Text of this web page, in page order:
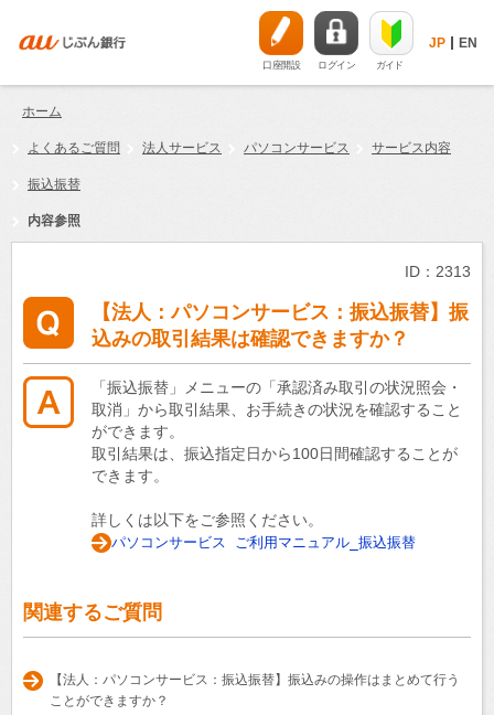
口座開設 ログイン ガイド
JP EN
ホーム
よくあるご質問 法人サービス パソコンサービス サービス内容
振込振替
内容参照
ID：2313
【法人：パソコンサービス：振込振替】振
込みの取引結果は確認できますか？
「振込振替」メニューの「承認済み取引の状況照会・
取消」から取引結果、お手続きの状況を確認すること
ができます。
取引結果は、振込指定日から100日間確認することが
できます。
詳しくは以下をご参照ください。
パソコンサービス ご利用マニュアル_振込振替
関連するご質問
【法人：パソコンサービス：振込振替】振込みの操作はまとめて行う
ことができますか？